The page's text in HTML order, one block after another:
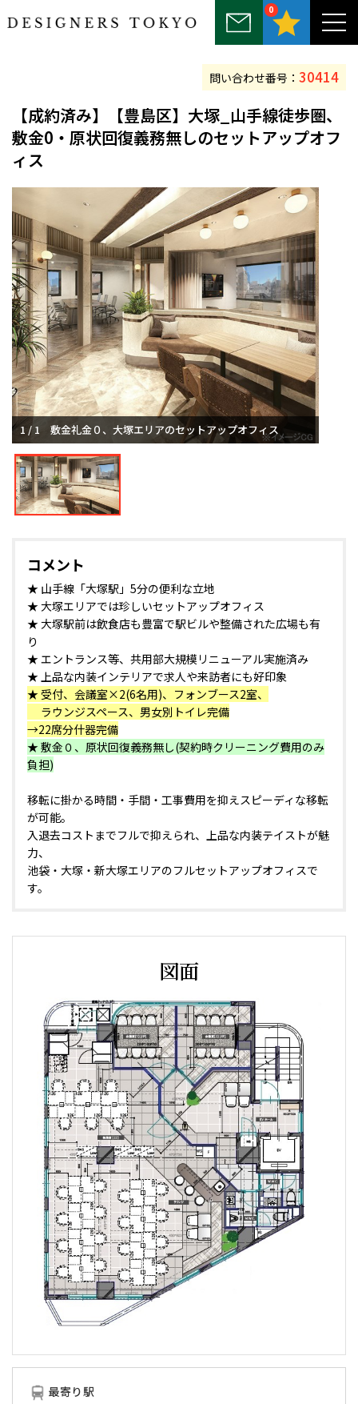
0
～25坪 25坪～50坪 50坪～75坪
75坪～100坪
【成約済み】【豊島区】大塚_山手線徒歩圏、
敷金0・原状回復義務無しのセットアップオフ
ィス
問い合わせ番号： 30414
1 / 1 敷金礼金０、大塚エリアのセットアップオフィス
コメント
★ 山手線「大塚駅」5分の便利な立地
★ 大塚エリアでは珍しいセットアップオフィス
★ 大塚駅前は飲食店も豊富で駅ビルや整備された広場も有
り
★ エントランス等、共用部大規模リニューアル実施済み
★ 上品な内装インテリアで求人や来訪者にも好印象
★ 受付、会議室×2(6名用)、フォンブース2室、
ラウンジスペース、男女別トイレ完備
→22席分什器完備
★ 敷金０、原状回復義務無し(契約時クリーニング費用のみ
負担)
移転に掛かる時間・手間・工事費用を抑えスピーディな移転
が可能。
入退去コストまでフルで抑えられ、上品な内装テイストが魅
力、
池袋・大塚・新大塚エリアのフルセットアップオフィスで
す。
図面
最寄り駅